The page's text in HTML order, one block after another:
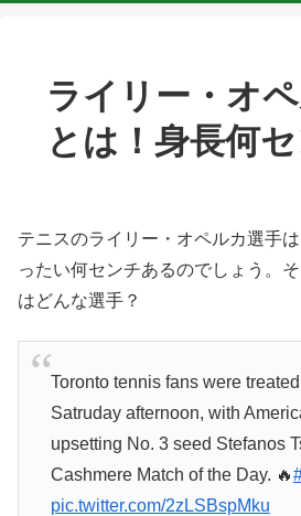
ライリー・オ
とは！身長何
テニスのライリー・オペルカ選手
ったい何センチあるのでしょう。
はどんな選手？
Toronto tennis fans were
Satruday afternoon, with
upsetting No. 3 seed Stefanos
Cashmere Match of the Day. 🔥
pic.twitter.com/2zLSBspMku